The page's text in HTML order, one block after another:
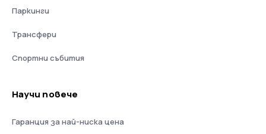
Паркинги
Трансфери
Спортни събития
Научи повече
Гаранция за най-ниска цена